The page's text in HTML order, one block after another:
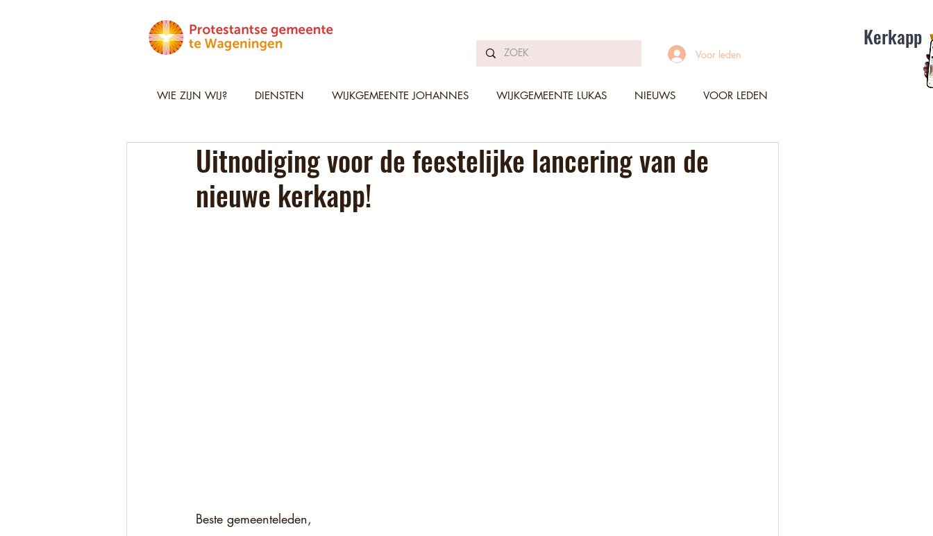
Voor leden
WIE ZIJN WIJ? DIENSTEN WIJKGEMEENTE JOHANNES WIJKGEMEENTE LUKAS NIEUWS VOOR LEDEN
Kerkapp
Uitnodiging voor de feestelijke lancering van de
nieuwe kerkapp!
Beste gemeenteleden,